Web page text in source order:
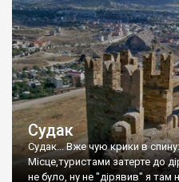
Судак
Судак... Вже чую крики в
Місце,туристами затерте до
не було, ну не "дірявив" я там